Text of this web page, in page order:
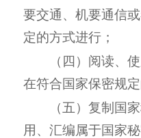
要交通、机要通信
定的方式进行；
（四）阅读、
在符合国家保密规
（五）复制国
用、汇编属于国家